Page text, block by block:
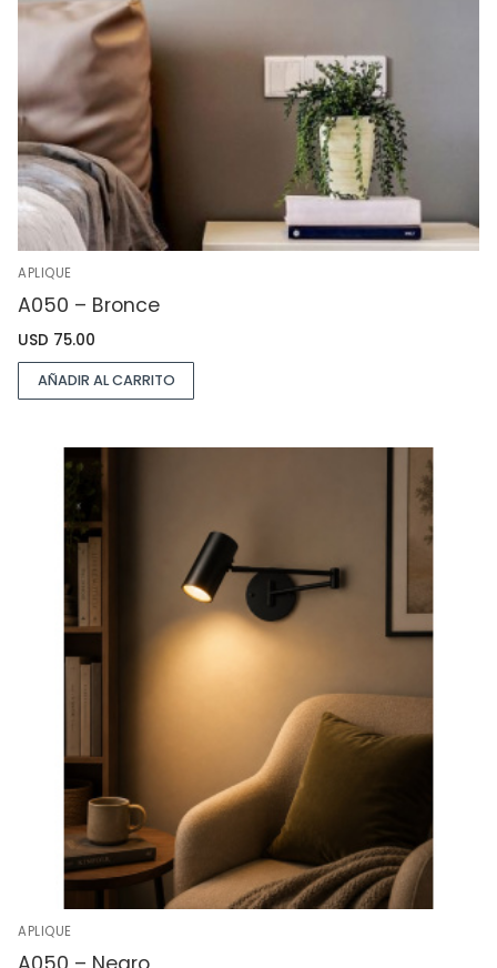
APLIQUE
A050 – Bronce
USD 75.00
AÑADIR AL CARRITO
APLIQUE